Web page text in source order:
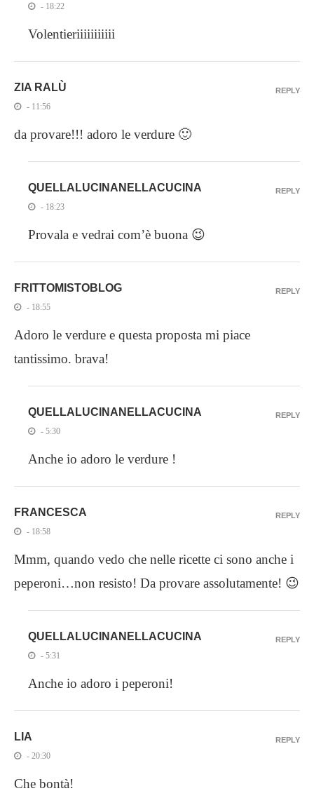
- 18:22
Volentieriiiiiiiiiii
ZIA RALÙ
- 11:56
da provare!!! adoro le verdure 🙂
REPLY
QUELLALUCINANELLACUCINA
- 18:23
Provala e vedrai com’è buona 😉
REPLY
FRITTOMISTOBLOG
- 18:55
Adoro le verdure e questa proposta mi piace
tantissimo. brava!
REPLY
QUELLALUCINANELLACUCINA
- 5:30
Anche io adoro le verdure !
REPLY
FRANCESCA
- 18:58
Mmm, quando vedo che nelle ricette ci sono anche i
peperoni…non resisto! Da provare assolutamente! 😉
REPLY
QUELLALUCINANELLACUCINA
- 5:31
Anche io adoro i peperoni!
REPLY
LIA
- 20:30
Che bontà!
REPLY